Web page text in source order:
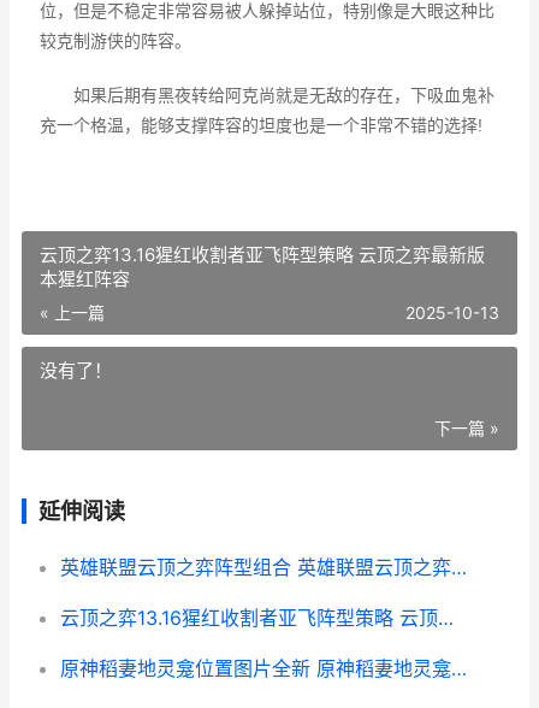
位，但是不稳定非常容易被人躲掉站位，特别像是大眼这种比
较克制游侠的阵容。
如果后期有黑夜转给阿克尚就是无敌的存在，下吸血鬼补
充一个格温，能够支撑阵容的坦度也是一个非常不错的选择!
云顶之弈13.16猩红收割者亚飞阵型策略 云顶之弈最新版
本猩红阵容
« 上一篇 2025-10-13
没有了！
下一篇 »
延伸阅读
英雄联盟云顶之弈阵型组合 英雄联盟云顶之弈不同区可以一起玩吗
云顶之弈13.16猩红收割者亚飞阵型策略 云顶之弈最新版本猩红阵容
原神稻妻地灵龛位置图片全新 原神稻妻地灵龛怎么进